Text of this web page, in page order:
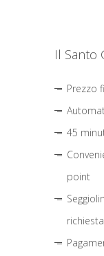
Il Santo
Prezzo
45
point
richiesta